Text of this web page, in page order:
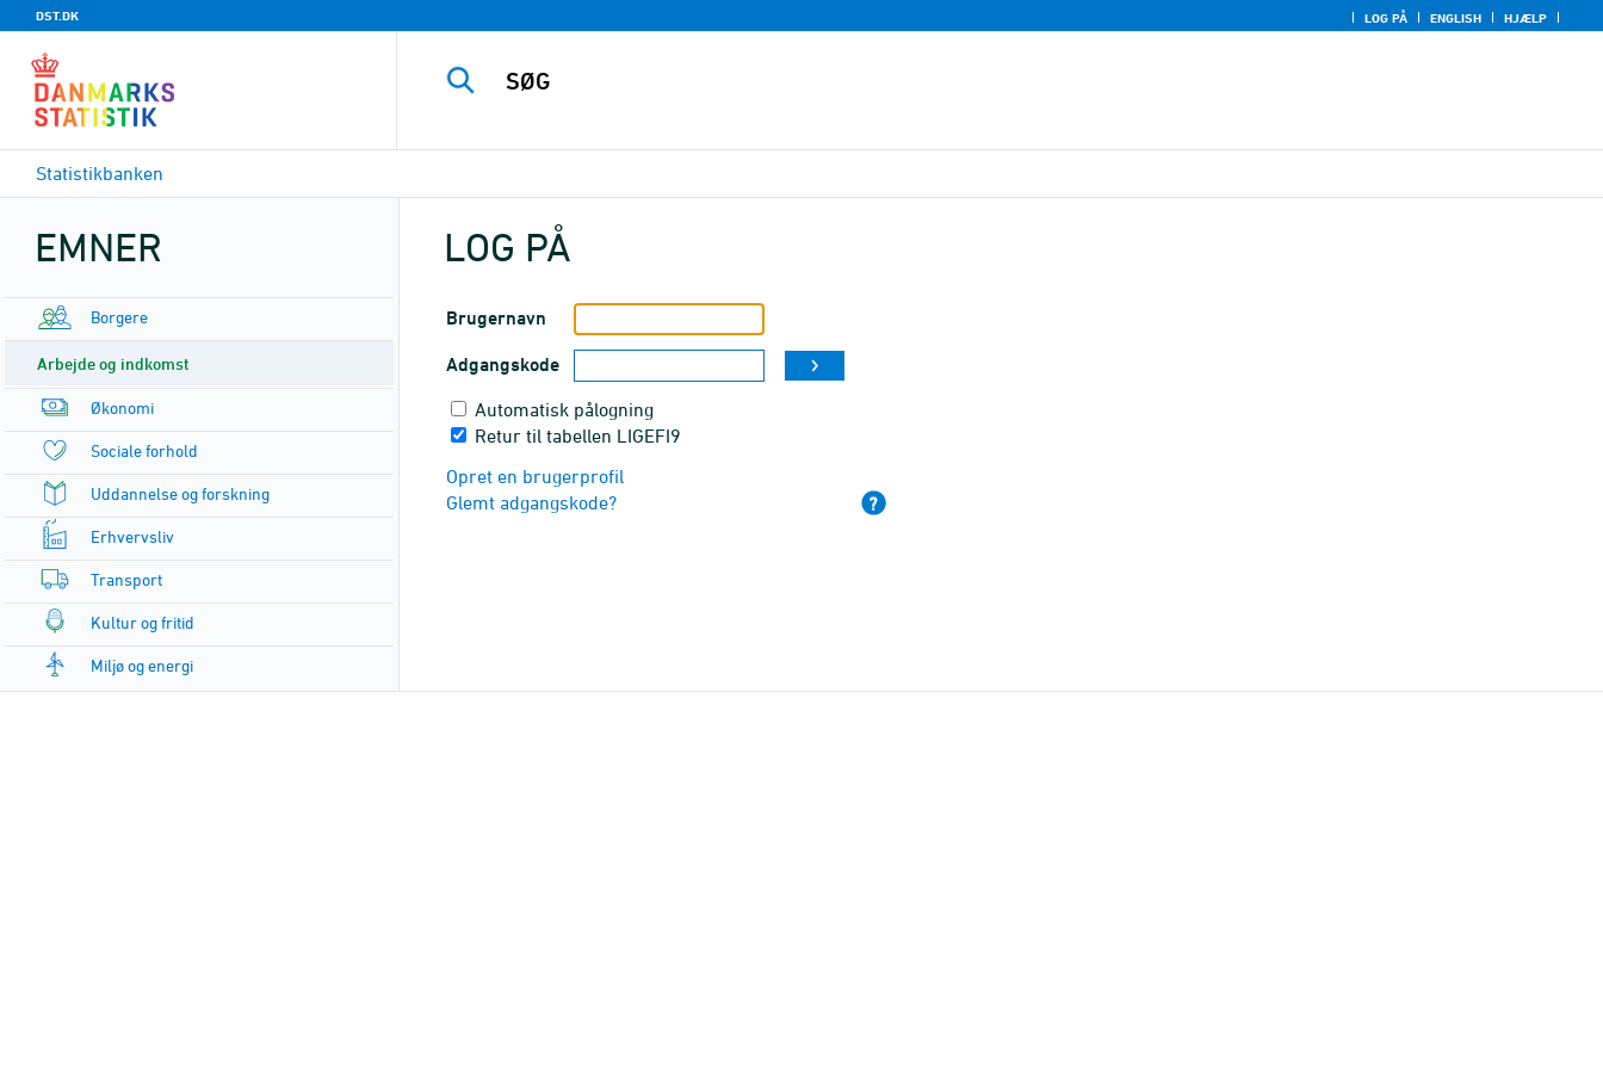
DST.DK LOG PÅ ENGLISH HJÆLP
Statistikbanken
EMNER
Borgere
Arbejde og indkomst
Økonomi
Sociale forhold
Uddannelse og forskning
Erhvervsliv
Transport
Kultur og fritid
Miljø og energi
LOG PÅ
Brugernavn
Adgangskode
Automatisk pålogning
Retur til tabellen LIGEFI9
Opret en brugerprofil
Glemt adgangskode?